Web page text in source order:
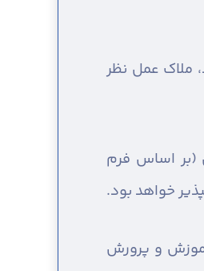
ملاک عمل نظر
(بر اساس فرم
خواهد بود.
و پرورش